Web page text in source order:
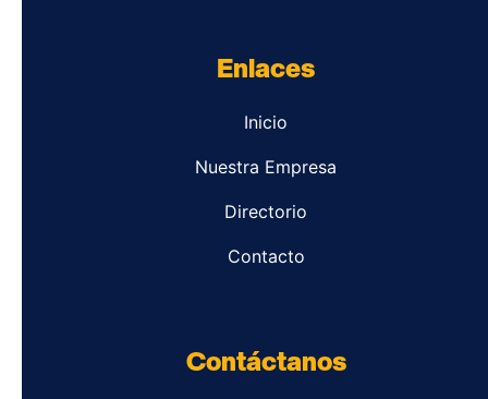
Enlaces
Inicio
Nuestra Empresa
Directorio
Contacto
Contáctanos